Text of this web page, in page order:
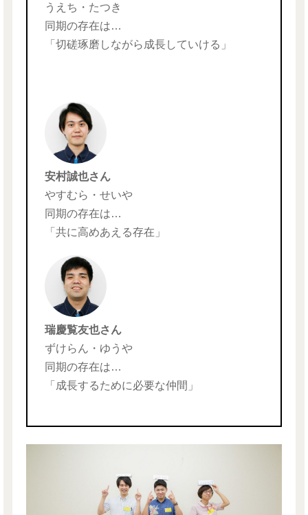
うえち・たつき
同期の存在は…
「切磋琢磨しながら成長していける」
安村誠也さん
やすむら・せいや
同期の存在は…
「共に高めあえる存在」
瑞慶覧友也さん
ずけらん・ゆうや
同期の存在は…
「成長するために必要な仲間」